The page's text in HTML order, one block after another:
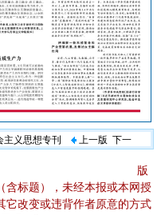
主义思想专刊 上一版 下一
版
含标题），未经本报或本网授
它改变或违背作者原意的方式